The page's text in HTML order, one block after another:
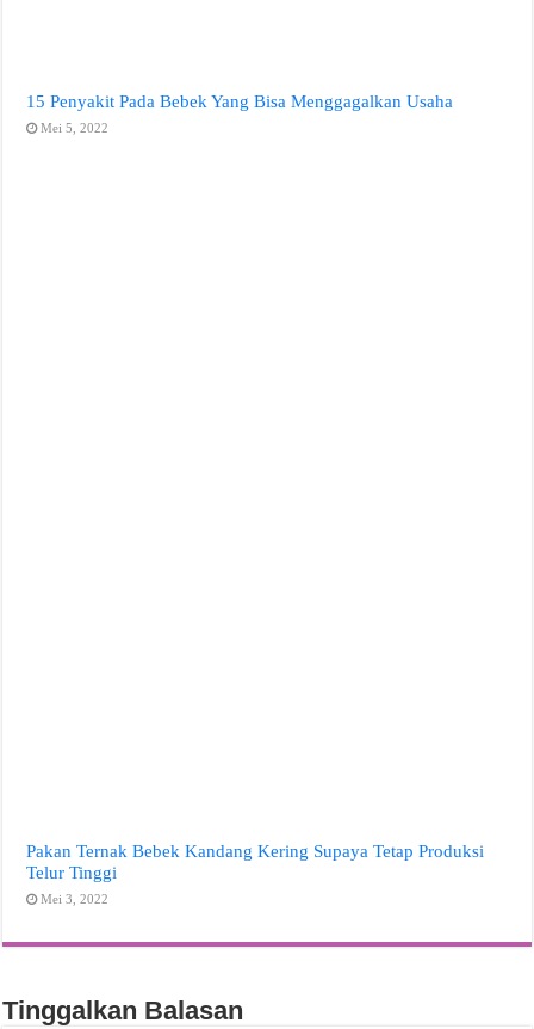
15 Penyakit Pada Bebek Yang Bisa Menggagalkan Usaha
Mei 5, 2022
Pakan Ternak Bebek Kandang Kering Supaya Tetap Produksi
Telur Tinggi
Mei 3, 2022
Tinggalkan Balasan